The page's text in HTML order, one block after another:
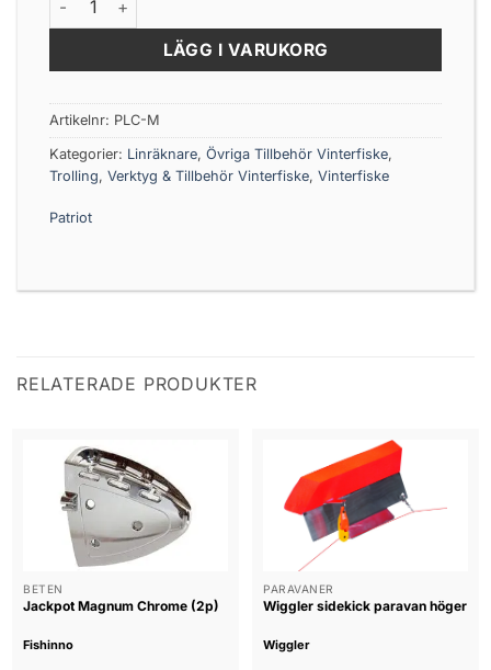
LÄGG I VARUKORG
Artikelnr: PLC-M
Kategorier: Linräknare, Övriga Tillbehör Vinterfiske,
Trolling, Verktyg & Tillbehör Vinterfiske, Vinterfiske
Patriot
RELATERADE PRODUKTER
BETEN
Jackpot Magnum Chrome (2p)
Fishinno
PARAVANER
Wiggler sidekick paravan höger
Wiggler